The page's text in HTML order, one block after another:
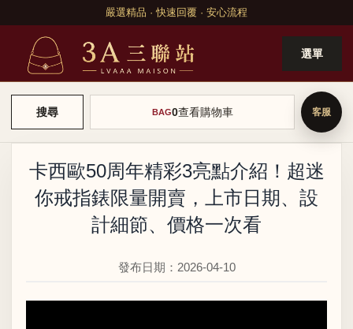
嚴選精品 · 快速回覆 · 安心流程
選單
搜尋 BAG0查看購物車
卡西歐50周年精彩3亮點介紹！超迷
你戒指錶限量開賣，上市日期、設
計細節、價格一次看
發布日期：2026-04-10